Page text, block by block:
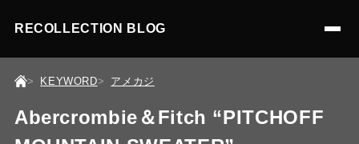
RECOLLECTION BLOG
KEYWORD アメカジ
Abercrombie＆Fitch “PITCHOFF